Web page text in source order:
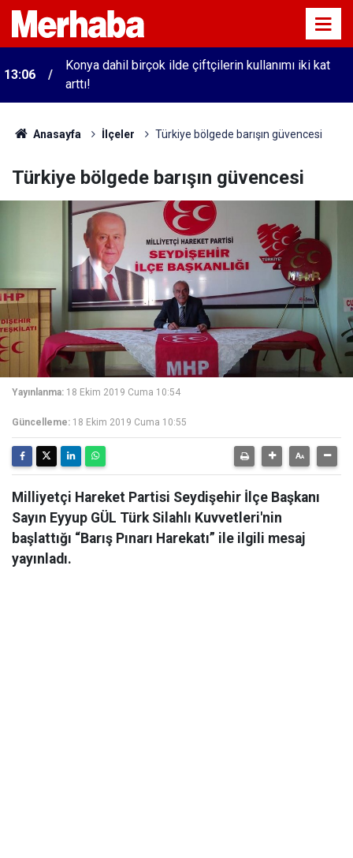
13:06
Konya dahil birçok ilde çiftçilerin kullanımı iki kat
arttı!
Anasayfa İlçeler Türkiye bölgede barışın güvencesi
Türkiye bölgede barışın güvencesi
Yayınlanma: 18 Ekim 2019 Cuma 10:54
Güncelleme: 18 Ekim 2019 Cuma 10:55
Milliyetçi Hareket Partisi Seydişehir İlçe Başkanı
Sayın Eyyup GÜL Türk Silahlı Kuvvetleri'nin
başlattığı “Barış Pınarı Harekatı” ile ilgili mesaj
yayınladı.